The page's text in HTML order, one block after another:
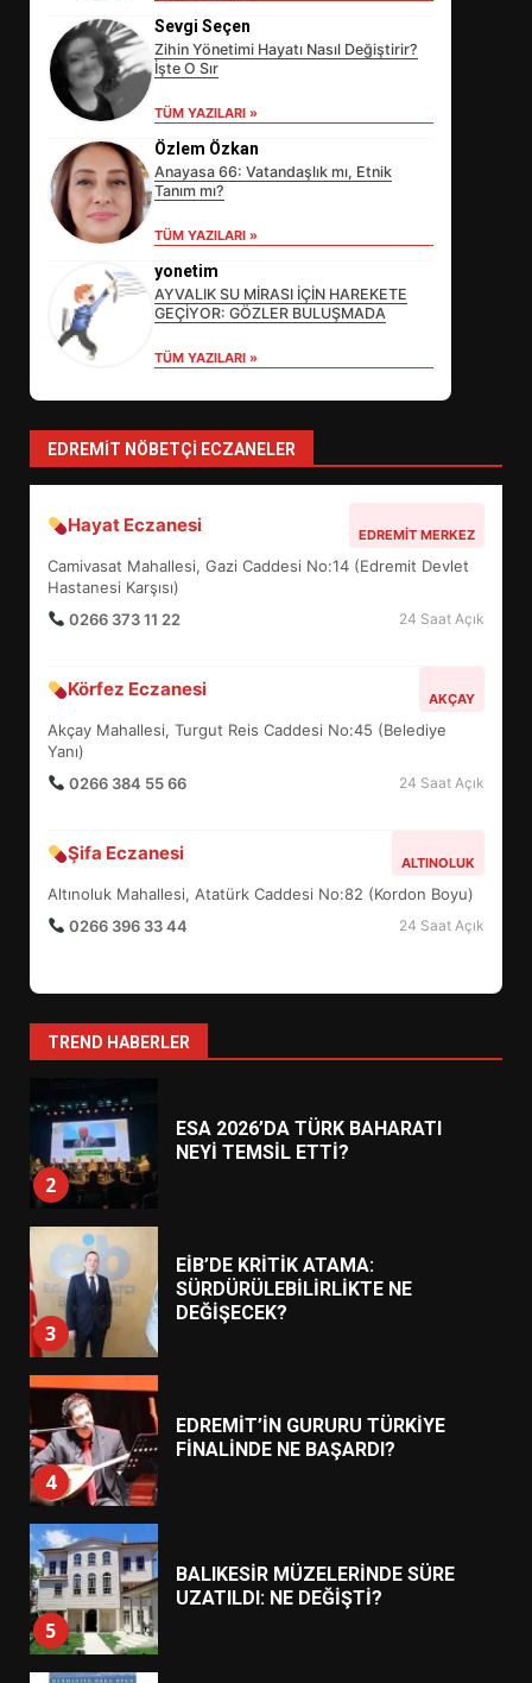
Sevgi Seçen
Zihin Yönetimi Hayatı Nasıl Değiştirir?
İşte O Sır
TÜM YAZILARI »
Özlem Özkan
Anayasa 66: Vatandaşlık mı, Etnik
Tanım mı?
TÜM YAZILARI »
yonetim
AYVALIK SU MİRASI İÇİN HAREKETE
GEÇİYOR: GÖZLER BULUŞMADA
TÜM YAZILARI »
EDREMIT NÖBETÇI ECZANELER
Hayat Eczanesi EDREMIT MERKEZ
Camivasat Mahallesi, Gazi Caddesi No:14 (Edremit Devlet
Hastanesi Karşısı)
0266 373 11 22
24 Saat Açık
Körfez Eczanesi AKÇAY
Akçay Mahallesi, Turgut Reis Caddesi No:45 (Belediye
Yanı)
0266 384 55 66
24 Saat Açık
Şifa Eczanesi ALTINOLUK
Altınoluk Mahallesi, Atatürk Caddesi No:82 (Kordon Boyu)
0266 396 33 44
24 Saat Açık
TREND HABERLER
SÜRDÜRÜLEBİLİRLİKTE NE
DEĞİŞECEK?
4
5
BALIKESİR MÜZELERİNDE SÜRE
UZATILDI: NE DEĞİŞTİ?
6
TURNUVASI KAYITLARI NEYİ
7
YENİ YÖNETİM NASIL
ŞEKİLLENDİ?
1
HAREKETE GEÇİYOR: GÖZLER
2
ESA 2026’DA TÜRK BAHARATI
NEYİ TEMSİL ETTİ?
3
EİB’DE KRİTİK ATAMA:
SÜRDÜRÜLEBİLİRLİKTE NE
DEĞİŞECEK?
4
EDREMİT’İN GURURU TÜRKİYE
FİNALİNDE NE BAŞARDI?
5
BALIKESİR MÜZELERİNDE SÜRE
UZATILDI: NE DEĞİŞTİ?